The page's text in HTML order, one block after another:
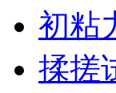
初粘
揉搓